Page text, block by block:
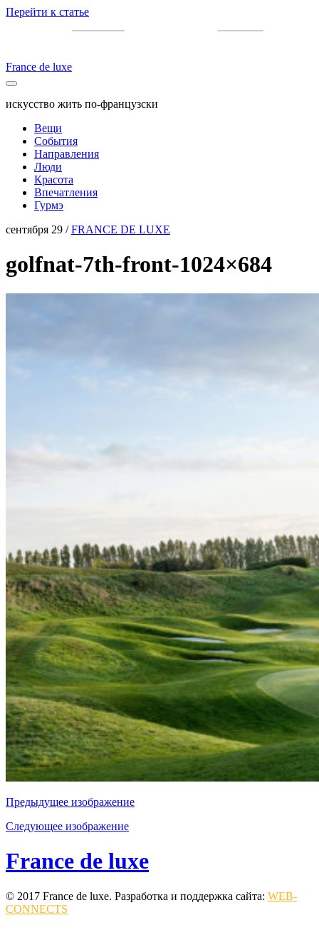
Перейти к статье
France de luxe
искусство жить по-французски
Вещи
События
Направления
Люди
Красота
Впечатления
Гурмэ
сентября 29 /FRANCE DE LUXE
golfnat-7th-front-1024×684
Предыдущее изображение
Следующее изображение
France de luxe
© 2017 France de luxe. Разработка и поддержка сайта: WEB-
CONNECTS